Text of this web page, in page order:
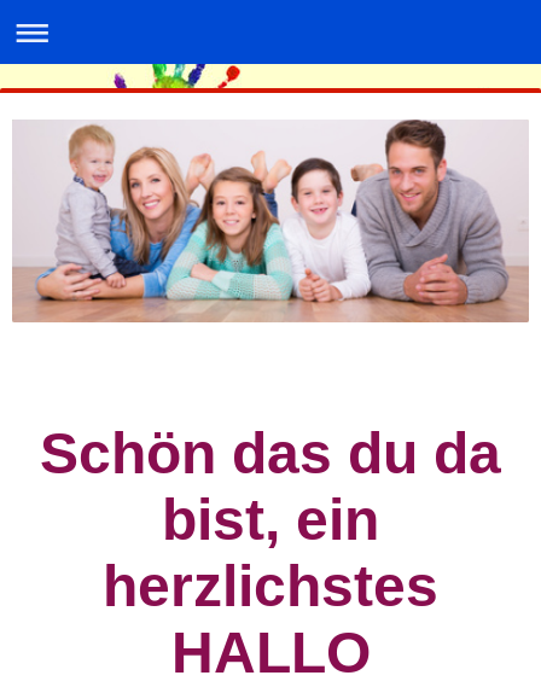
Schön das du da
bist, ein
herzlichstes
HALLO